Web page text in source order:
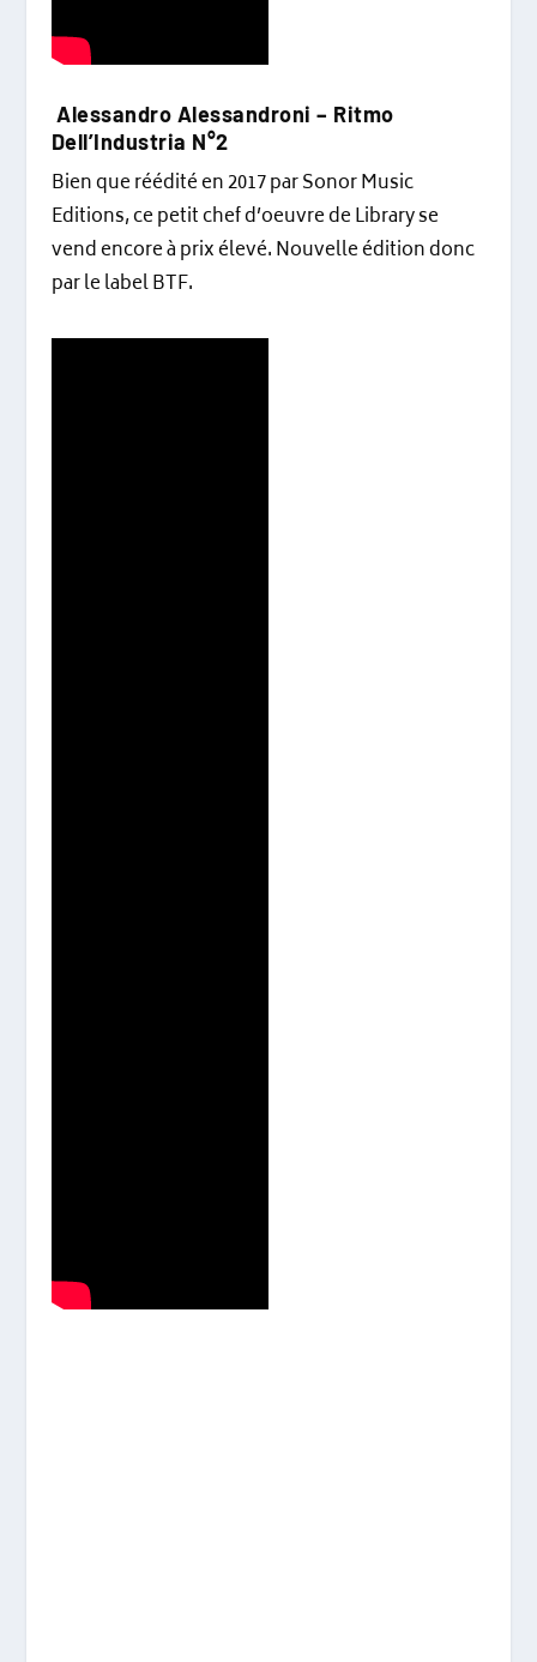
Alessandro Alessandroni ‎– Ritmo
Dell’Industria N°2
Bien que réédité en 2017 par Sonor Music
Editions, ce petit chef d’oeuvre de Library se
vend encore à prix élevé. Nouvelle édition donc
par le label BTF.